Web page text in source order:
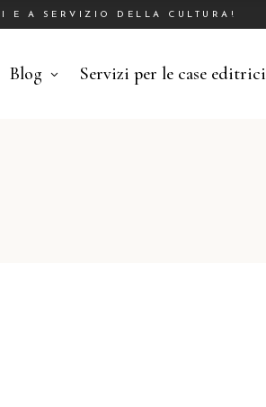
E A SERVIZIO DELLA CULTURA!
Blog Servizi per le case editrici